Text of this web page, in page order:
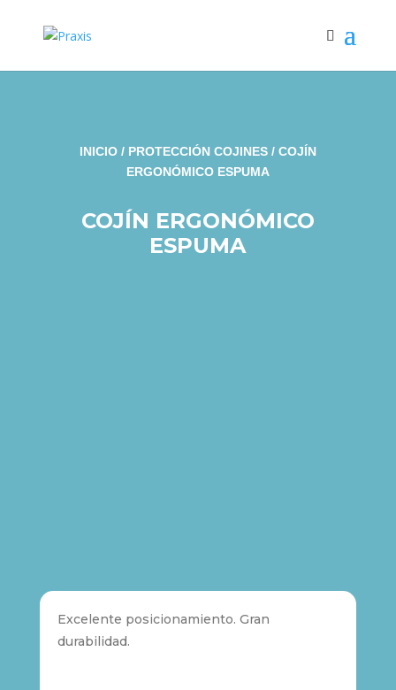
INICIO/ PROTECCIÓN COJINES/ COJÍN
ERGONÓMICO ESPUMA
COJÍN ERGONÓMICO
ESPUMA
Excelente posicionamiento. Gran
durabilidad.